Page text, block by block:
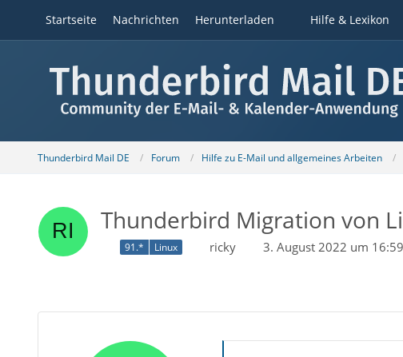
Startseite Nachrichten Herunterladen Hilfe & Lexikon
Thunderbird Mail DE Forum Hilfe zu E-Mail und allgemeines Arbeiten
Thunderbird Migration von
91.* Linux ricky 3. August 2022 um 16:59